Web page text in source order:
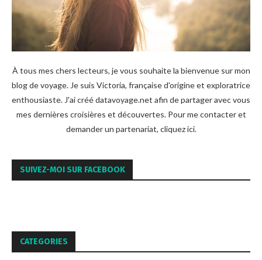
À tous mes chers lecteurs, je vous souhaite la bienvenue sur mon
blog de voyage. Je suis Victoria, française d'origine et exploratrice
enthousiaste. J'ai créé datavoyage.net afin de partager avec vous
mes dernières croisières et découvertes. Pour me contacter et
demander un partenariat, cliquez ici.
SUIVEZ-MOI SUR FACEBOOK
CATEGORIES